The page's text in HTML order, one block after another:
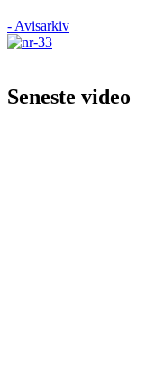
- Avisarkiv
Seneste video